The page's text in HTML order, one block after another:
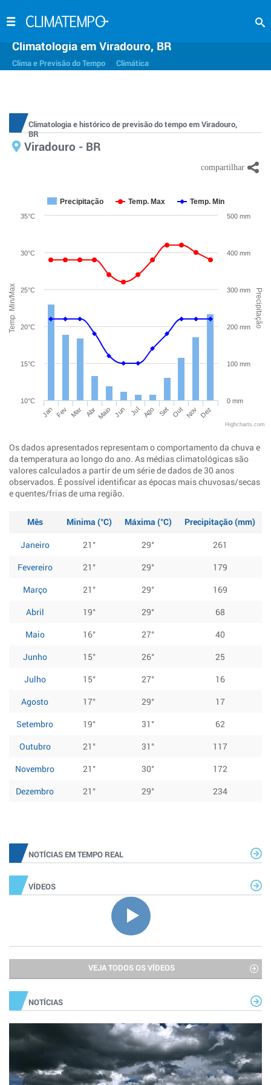
Climatologia em Viradouro, BR
Clima e Previsão do Tempo Climática
Climatologia e histórico de previsão do tempo em Viradouro,
BR
Viradouro - BR
Temp. Min/Max Precipitação
Precipitação Temp. Max Temp. Min
Jan Fev Mar Abr Maio Jun Jul Ago Set Out Nov Dez
10°C
15°C
20°C
25°C
30°C
35°C
0 mm
100 mm
200 mm
300 mm
400 mm
500 mm
Highcharts.com
Os dados apresentados representam o comportamento da chuva e
da temperatura ao longo do ano. As médias climatológicas são
valores calculados a partir de um série de dados de 30 anos
observados. É possível identificar as épocas mais chuvosas/secas
e quentes/frias de uma região.
Mês Minima (°C) Máxima (°C)
Precipitação (mm)
Janeiro
21° 29°
261
Fevereiro
21° 29°
179
Março
21° 29°
169
Abril
19° 29°
68
Maio
16° 27°
40
Junho
15° 26°
25
Julho
15° 27°
16
Agosto
17° 29°
17
Setembro
19° 31°
62
Outubro
21° 31°
117
Novembro
21° 30°
172
Dezembro
21° 29° 234
NOTÍCIAS EM TEMPO REAL
VÍDEOS
VEJA TODOS OS VÍDEOS
NOTÍCIAS